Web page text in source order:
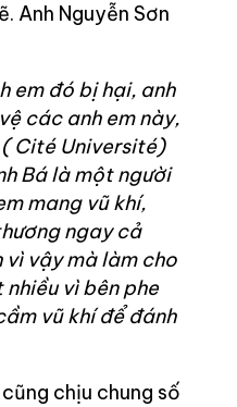
Anh Nguyễn Sơn
em đó bị hại, anh
các anh em này,
Cité Université)
Bá là một người
mang vũ khí,
ngay cả
vì vậy mà làm cho
vì bên phe
vũ khí để đánh
chịu chung số